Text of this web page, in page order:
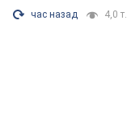
час назад 4,0 т.